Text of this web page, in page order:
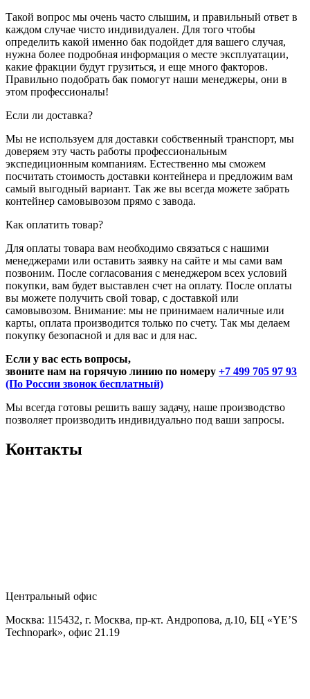
Такой вопрос мы очень часто слышим, и правильный ответ в
каждом случае чисто индивидуален. Для того чтобы
определить какой именно бак подойдет для вашего случая,
нужна более подробная информация о месте эксплуатации,
какие фракции будут грузиться, и еще много факторов.
Правильно подобрать бак помогут наши менеджеры, они в
этом профессионалы!
Если ли доставка?
Мы не используем для доставки собственный транспорт, мы
доверяем эту часть работы профессиональным
экспедиционным компаниям. Естественно мы сможем
посчитать стоимость доставки контейнера и предложим вам
самый выгодный вариант. Так же вы всегда можете забрать
контейнер самовывозом прямо с завода.
Как оплатить товар?
Для оплаты товара вам необходимо связаться с нашими
менеджерами или оставить заявку на сайте и мы сами вам
позвоним. После согласования с менеджером всех условий
покупки, вам будет выставлен счет на оплату. После оплаты
вы можете получить свой товар, с доставкой или
самовывозом. Внимание: мы не принимаем наличные или
карты, оплата производится только по счету. Так мы делаем
покупку безопасной и для вас и для нас.
Если у вас есть вопросы,
звоните нам на горячую линию по номеру +7 499 705 97 93
(По России звонок бесплатный)
Мы всегда готовы решить вашу задачу, наше производство
позволяет производить индивидуально под ваши запросы.
Контакты
Центральный офис
Москва: 115432, г. Москва, пр-кт. Андропова, д.10, БЦ «YE’S
Technopark», офис 21.19